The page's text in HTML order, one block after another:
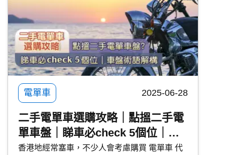
電單車 2025-06-28
二手電單車選購攻略｜點搵二手電
單車盤｜睇車必check 5個位｜車
盤術語解構
香港地經常塞車，不少人會考慮購買 電單車 代